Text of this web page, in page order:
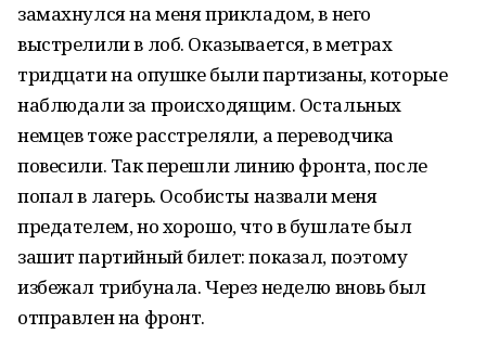
замахнулся на меня прикладом, в него
выстрелили в лоб. Оказывается, в метрах
тридцати на опушке были партизаны, которые
наблюдали за происходящим. Остальных
немцев тоже расстреляли, а переводчика
повесили. Так перешли линию фронта, после
попал в лагерь. Особисты назвали меня
предателем, но хорошо, что в бушлате был
зашит партийный билет: показал, поэтому
избежал трибунала. Через неделю вновь был
отправлен на фронт.